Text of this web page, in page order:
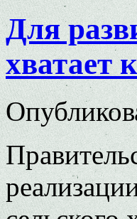
Для
хватает